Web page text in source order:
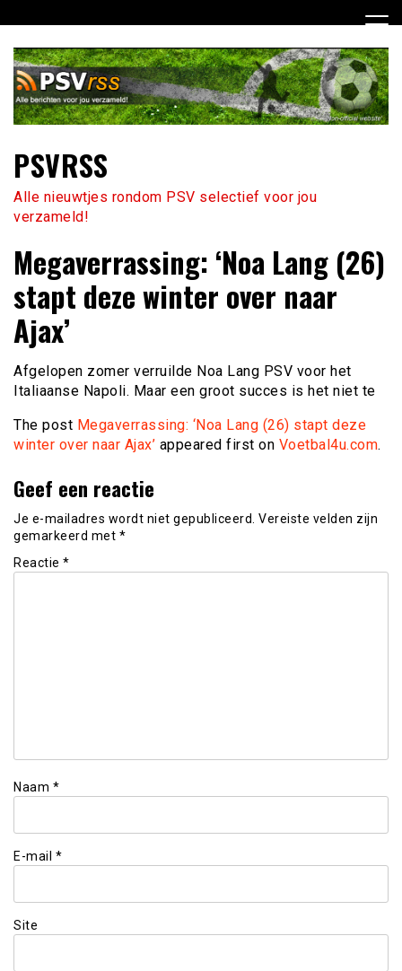
naar
inhoud
PSVRSS
Alle nieuwtjes rondom PSV selectief voor jou
verzameld!
Megaverrassing: ‘Noa Lang (26)
stapt deze winter over naar
Ajax’
Afgelopen zomer verruilde Noa Lang PSV voor het
Italiaanse Napoli. Maar een groot succes is het niet te
The post Megaverrassing: ‘Noa Lang (26) stapt deze
winter over naar Ajax’ appeared first on Voetbal4u.com.
Geef een reactie
Je e-mailadres wordt niet gepubliceerd. Vereiste velden zijn
gemarkeerd met *
Reactie *
Naam *
E-mail *
Site